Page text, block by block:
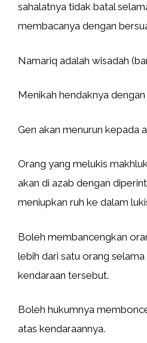
sahalatnya tidak batal
membacanya dengan
Namariq adalah wisadah
Menikah hendaknya
Gen akan menurun kepada
Orang yang melukis
akan di azab dengan
meniupkan ruh ke dalam
Boleh membancengkan
lebih dari satu orang
kendaraan tersebut.
Boleh hukumnya
atas kendaraannya.